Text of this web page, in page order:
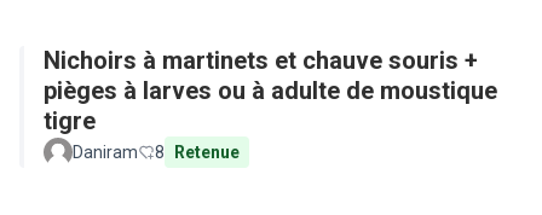
Nichoirs à martinets et chauve souris +
pièges à larves ou à adulte de moustique
tigre
Daniram 8 Retenue